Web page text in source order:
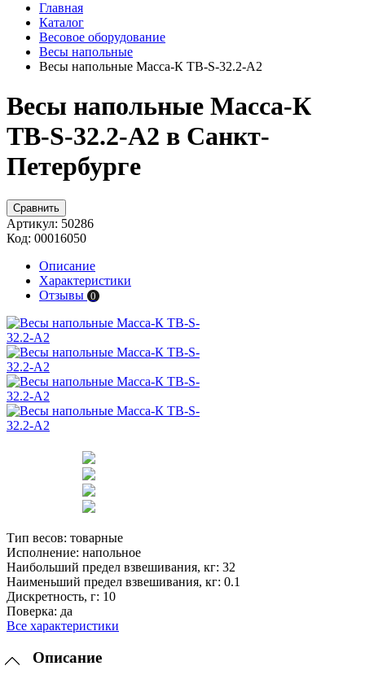
Главная
Каталог
Весовое оборудование
Весы напольные
Весы напольные Масса-К TB-S-32.2-A2
Весы напольные Масса-К
TB-S-32.2-A2 в Санкт-
Петербурге
Сравнить
Артикул: 50286
Код: 00016050
Описание
Характеристики
Отзывы 0
Тип весов: товарные
Исполнение: напольное
Наибольший предел взвешивания, кг: 32
Наименьший предел взвешивания, кг: 0.1
Дискретность, г: 10
Поверка: да
Все характеристики
Описание